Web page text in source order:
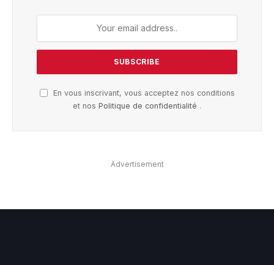
En vous inscrivant, vous acceptez nos conditions
et nos Politique de confidentialité .
Advertisement